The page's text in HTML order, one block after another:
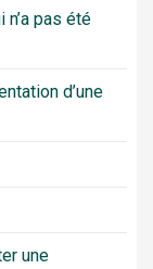
pas été
d’une
une